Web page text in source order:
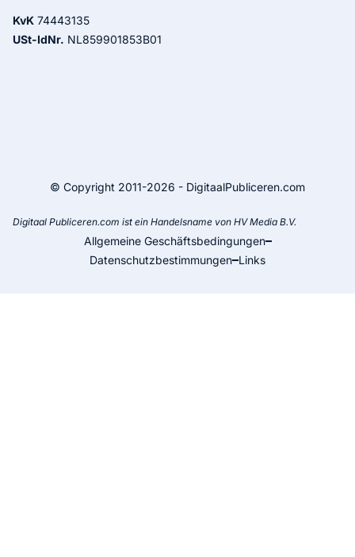
KvK 74443135
USt-IdNr. NL859901853B01
© Copyright 2011-2026 - DigitaalPubliceren.com
Digitaal Publiceren.com ist ein Handelsname von HV Media B.V.
Allgemeine Geschäftsbedingungen
Datenschutzbestimmungen Links